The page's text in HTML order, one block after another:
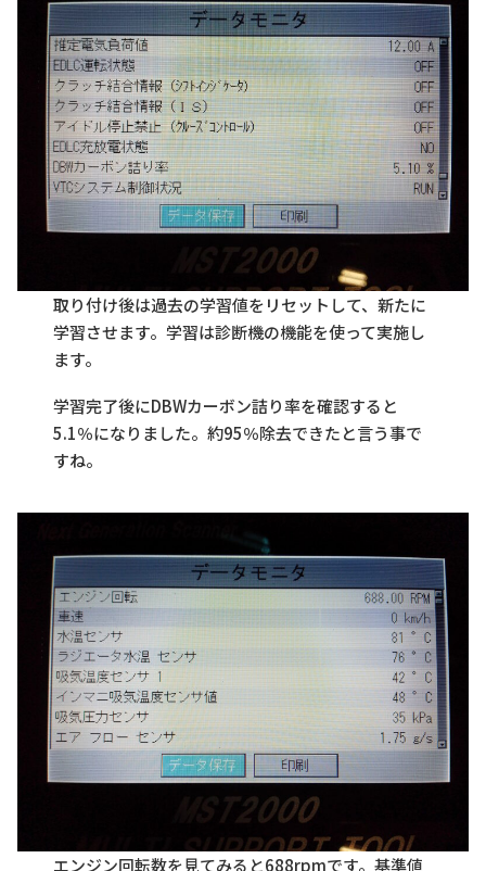
取り付け後は過去の学習値をリセットして、新たに
学習させます。学習は診断機の機能を使って実施し
ます。
学習完了後にDBWカーボン詰り率を確認すると
5.1％になりました。約95％除去できたと言う事で
すね。
エンジン回転数を見てみると688rpmです。基準値